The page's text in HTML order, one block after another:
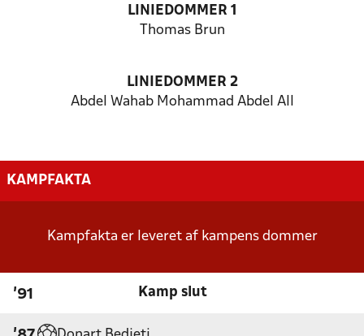
LINIEDOMMER 1
Thomas Brun
LINIEDOMMER 2
Abdel Wahab Mohammad Abdel All
KAMPFAKTA
Kampfakta er leveret af kampens dommer
'91 Kamp slut